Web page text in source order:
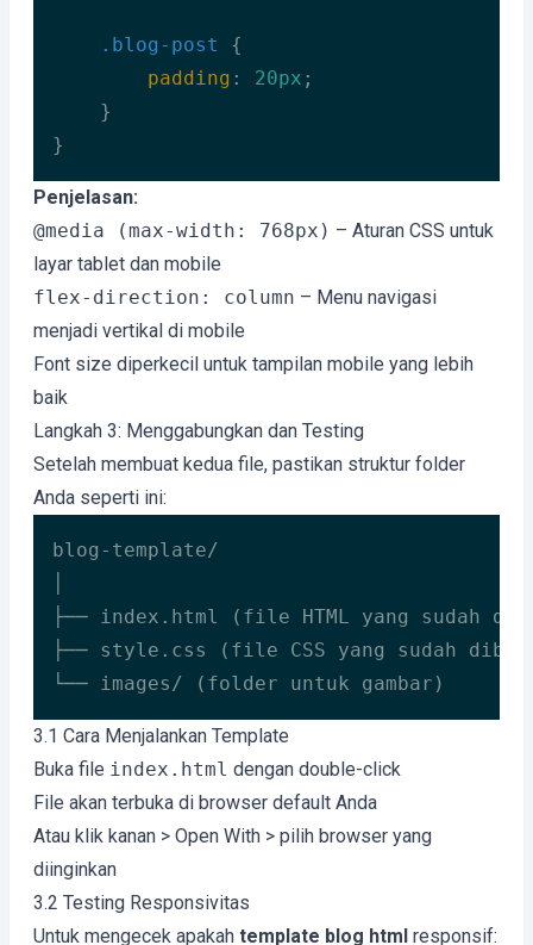
.blog-post
{
padding : 20px ;
    }
}
Code language:
Penjelasan:
@media (max-width: 768px) – Aturan CSS untuk
layar tablet dan mobile
flex-direction: column – Menu navigasi
menjadi vertikal di mobile
Font size diperkecil untuk tampilan mobile yang lebih
baik
Langkah 3: Menggabungkan dan Testing
Setelah membuat kedua file, pastikan struktur folder
Anda seperti ini:
blog-template/
├── index.html (file HTML yang sudah
├── style.css (file CSS yang sudah
└── images/ (folder untuk gambar)
3.1 Cara Menjalankan Template
Buka file index.html dengan double-click
File akan terbuka di browser default Anda
Atau klik kanan > Open With > pilih browser yang
diinginkan
3.2 Testing Responsivitas
Untuk mengecek apakah template blog html responsif: